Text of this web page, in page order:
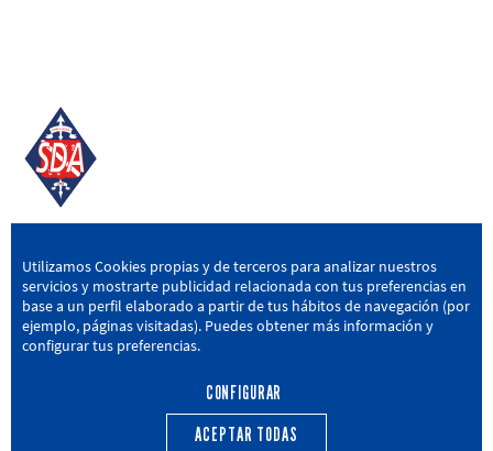
SD AMOREBIETA
San Miguel Kalea, 16, 48340 Amorebieta, Bizkaia
946 604 751 | sda@sdamorebieta.eus
CANTERA ACTUALIDAD
Utilizamos Cookies propias y de terceros para analizar nuestros
servicios y mostrarte publicidad relacionada con tus preferencias en
base a un perfil elaborado a partir de tus hábitos de navegación (por
ejemplo, páginas visitadas). Puedes obtener más información y
configurar tus preferencias.
CONFIGURAR
ACEPTAR TODAS